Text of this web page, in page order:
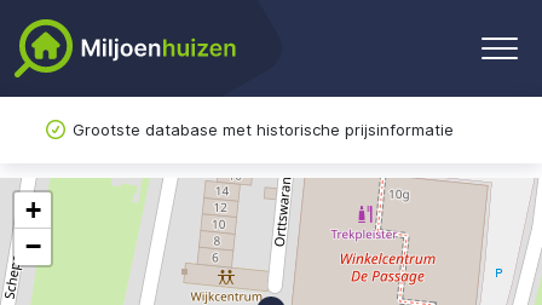
Grootste database met historische prijsinformatie
+
−